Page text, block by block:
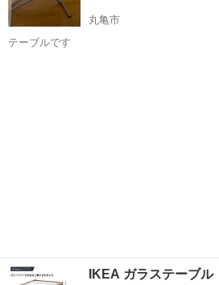
丸亀市
テーブルです
IKEA ガラステーブル